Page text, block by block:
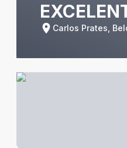
Carlos Prates,